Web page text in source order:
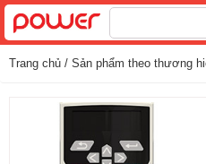
Tìm
kiếm
Trang chủ / Sản phẩm theo thương